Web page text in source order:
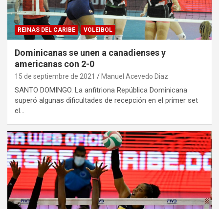
REINAS DEL CARIBE VOLEIBOL
Dominicanas se unen a canadienses y
americanas con 2-0
15 de septiembre de 2021 Manuel Acevedo Diaz
SANTO DOMINGO. La anfitriona República Dominicana
superó algunas dificultades de recepción en el primer set
el…